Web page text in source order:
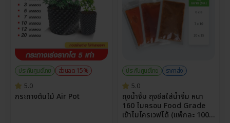
ประกันศูนย์ไทย
ส่วนลด 15%
5.0
กระถางต้นไม้ Air Pot
ประกันศูนย์ไทย
ราคาส่ง
5.0
ถุงน้ำจิ้ม ถุงซีลใส่น้ำจิ้ม หนา
160 ไมครอน Food Grade
เข้าไมโครเวฟได้ (แพ็กละ 100